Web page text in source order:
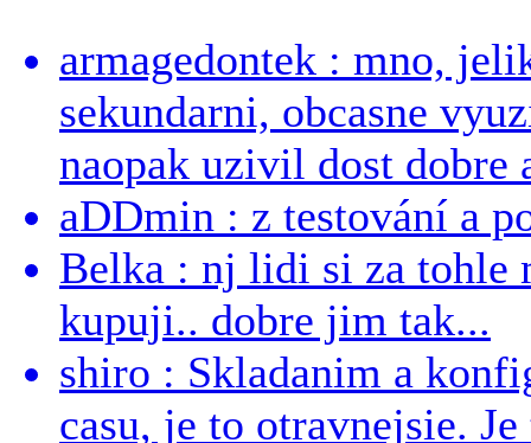
armagedontek : mno,
sekundarni, obcasne
naopak uzivil dost dobre
aDDmin : z testování a
Belka : nj lidi si za tohle
kupuji.. dobre jim tak...
shiro : Skladanim a
casu, je to otravnejsie.